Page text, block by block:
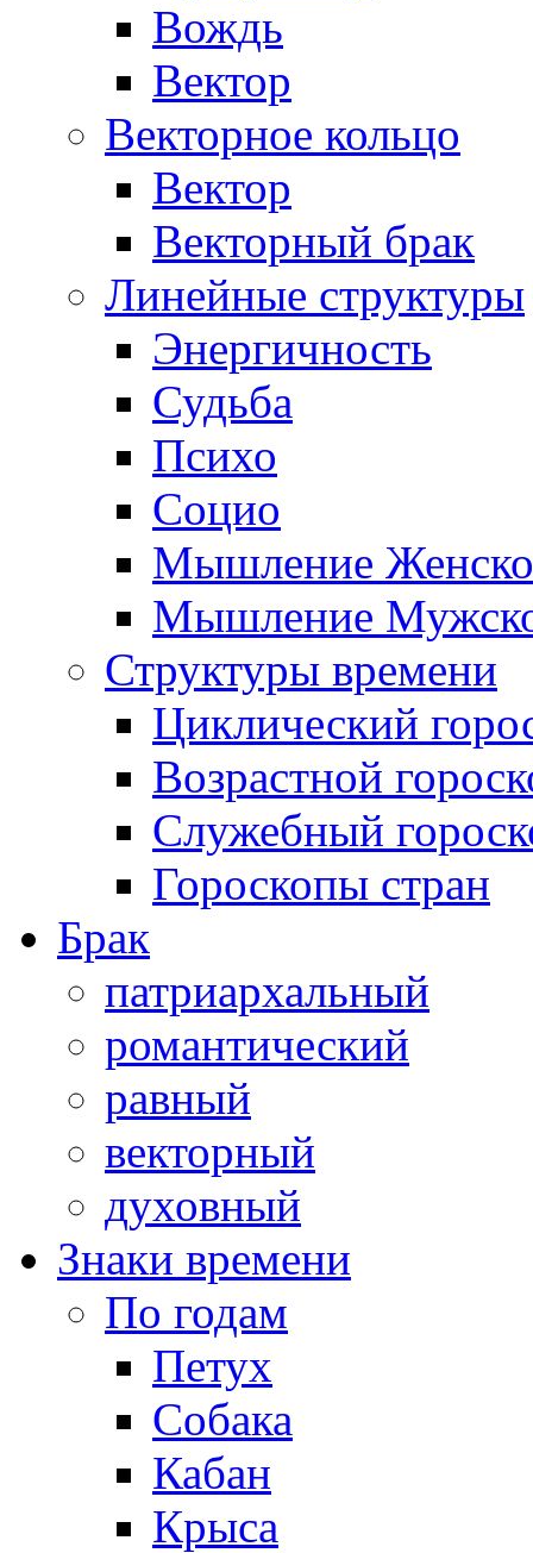
Вождь
Вектор
Векторное кольцо
Вектор
Векторный брак
Линейные структуры
Энергичность
Судьба
Психо
Социо
Мышление
Мышление
Структуры времени
Циклический
Возрастной
Служебный
Гороскопы стран
Брак
патриархальный
романтический
равный
векторный
духовный
Знаки времени
По годам
Петух
Собака
Кабан
Крыса